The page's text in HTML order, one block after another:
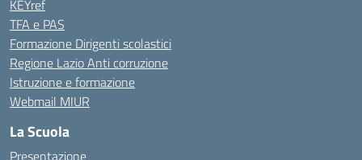
KEYref
TFA e PAS
Formazione Dirigenti scolastici
Regione Lazio Anti corruzione
Istruzione e formazione
Webmail MIUR
La Scuola
Presentazione